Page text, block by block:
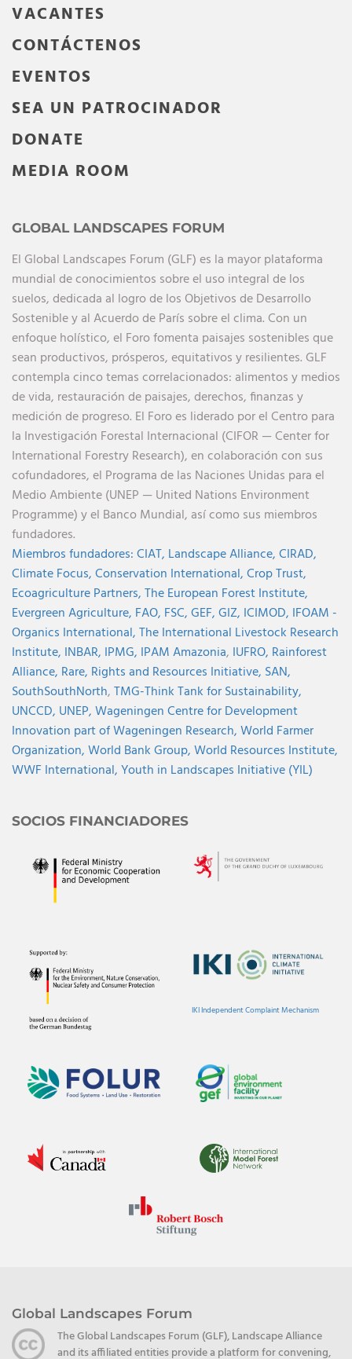
VACANTES
CONTÁCTENOS
EVENTOS
SEA UN PATROCINADOR
DONATE
MEDIA ROOM
GLOBAL LANDSCAPES FORUM
El Global Landscapes Forum (GLF) es la mayor plataforma
mundial de conocimientos sobre el uso integral de los
suelos, dedicada al logro de los Objetivos de Desarrollo
Sostenible y al Acuerdo de París sobre el clima. Con un
enfoque holístico, el Foro fomenta paisajes sostenibles que
sean productivos, prósperos, equitativos y resilientes. GLF
contempla cinco temas correlacionados: alimentos y medios
de vida, restauración de paisajes, derechos, finanzas y
medición de progreso. El Foro es liderado por el Centro para
la Investigación Forestal Internacional (CIFOR — Center for
International Forestry Research), en colaboración con sus
cofundadores, el Programa de las Naciones Unidas para el
Medio Ambiente (UNEP — United Nations Environment
Programme) y el Banco Mundial, así como sus miembros
fundadores.
Miembros fundadores:CIAT, Landscape Alliance,CIRAD,
Climate Focus,Conservation International,Crop Trust,
Ecoagriculture Partners,The European Forest Institute,
Evergreen Agriculture, FAO, FSC,GEF,GIZ, ICIMOD, IFOAM -
Organics International,The International Livestock Research
Institute, INBAR, IPMG, IPAM Amazonia, IUFRO, Rainforest
Alliance, Rare, Rights and Resources Initiative, SAN,
SouthSouthNorth,TMG-Think Tank for Sustainability,
UNCCD, UNEP,Wageningen Centre for Development
Innovation part of Wageningen Research,World Farmer
Organization,World Bank Group,World Resources Institute,
WWF International,Youth in Landscapes Initiative (YIL)
SOCIOS FINANCIADORES
IKI Independent Complaint Mechanism
Global Landscapes Forum
The Global Landscapes Forum (GLF), Landscape Alliance
and its affiliated entities provide a platform for convening,